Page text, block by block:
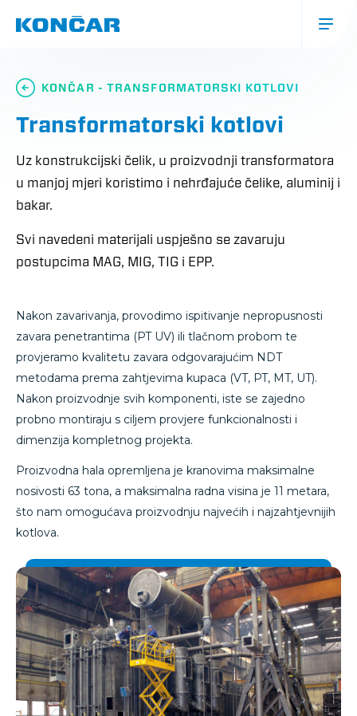
navigacija
(mobile)
KONČAR - TRANSFORMATORSKI KOTLOVI
Transformatorski kotlovi
Uz konstrukcijski čelik, u proizvodnji transformatora
u manjoj mjeri koristimo i nehrđajuće čelike, aluminij i
bakar.
Svi navedeni materijali uspješno se zavaruju
postupcima MAG, MIG, TIG i EPP.
Nakon zavarivanja, provodimo ispitivanje nepropusnosti
zavara penetrantima (PT UV) ili tlačnom probom te
provjeramo kvalitetu zavara odgovarajućim NDT
metodama prema zahtjevima kupaca (VT, PT, MT, UT).
Nakon proizvodnje svih komponenti, iste se zajedno
probno montiraju s ciljem provjere funkcionalnosti i
dimenzija kompletnog projekta.
Proizvodna hala opremljena je kranovima maksimalne
nosivosti 63 tona, a maksimalna radna visina je 11 metara,
što nam omogućava proizvodnju najvećih i najzahtjevnijih
kotlova.